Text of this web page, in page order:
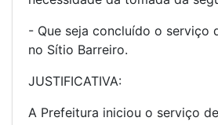
- Que seja concluído o serviço
no Sítio Barreiro.
JUSTIFICATIVA:
A Prefeitura iniciou o serviço